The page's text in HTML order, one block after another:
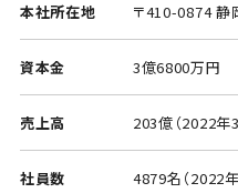
本社所在地 〒410-0874 静
資本金 3億6800万円
売上高 203億（2022年
社員数 4879名（2022